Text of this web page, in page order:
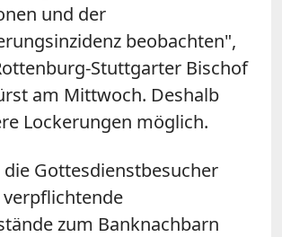
und der
beobachten",
Stuttgarter Bischof
am Mittwoch. Deshalb
Lockerungen möglich.
die Gottesdienstbesucher
zum Banknachbarn